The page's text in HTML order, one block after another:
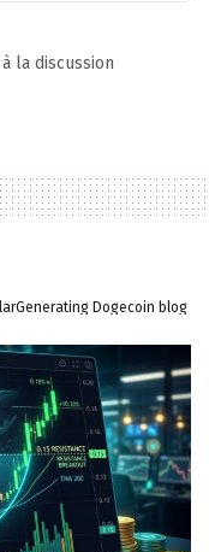
la discussion
Dogecoin blog